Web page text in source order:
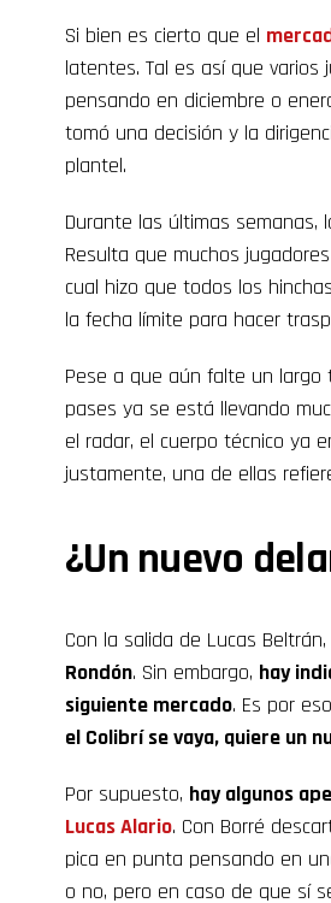
Si bien es cierto que el
latentes. Tal es así que
pensando en diciembre o
tomó una decisión y la
plantel.
Durante las últimas semanas,
Resulta que muchos
cual hizo que todos los
la fecha límite para hacer
Pese a que aún falte un
pases ya se está llevando
el radar, el cuerpo técnico ya
justamente, una de ellas
¿Un nuevo
Con la salida de Lucas
Rondón. Sin embargo, hay
siguiente mercado. Es por
el Colibrí se vaya, quiere un
Por supuesto, hay algunos
Lucas Alario. Con Borré
pica en punta pensando en
o no, pero en caso de que sí